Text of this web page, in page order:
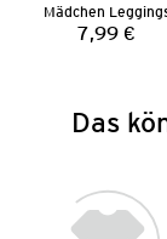
Mädchen
Preis:
7,99 €
Das